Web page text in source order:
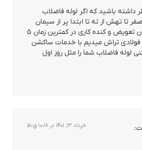
باشید که اگر لوله فاضلاب
تا تهش از ته تا ابتدا پر از سیمان
شده باشه بدون تعویض و کنده کاری در کمترین زمان ۵
تراش میدیم با خدمات ساکشن
لوله فاضلاب شما را مثل روز اول
خرداد ۱۳, ۱۴۰۱ در ۱۰:۱۸ ق٫ظ